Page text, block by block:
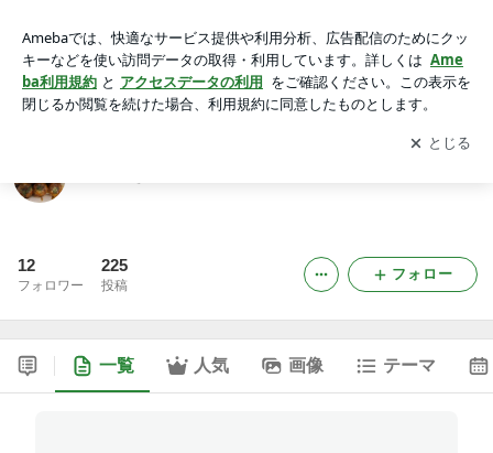
アプリをダウンロードして ブログの更新通知
を受け取りまし
ょう。
開く
12
フォロワー
225
投稿
フォロー
一覧 人気 画像 テーマ